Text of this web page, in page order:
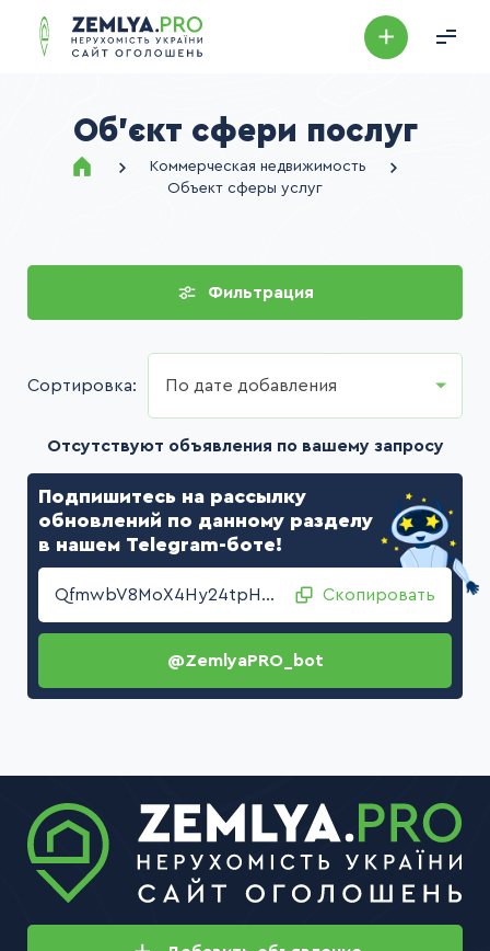
Об'єкт сфери послуг
Коммерческая недвижимость
Объект сферы услуг
Фильтрация
Сортировка: По дате добавления
Отсутствуют объявления по вашему запросу
Подпишитесь на рассылку
обновлений по данному разделу
в нашем Telegram-боте!
QfmwbV8MoX4Hy24tpHSNzcK/w7smr1NB2Ba141bPT2gbOgIa2+CQf5Nqj7ckzi2Bd7XHPEW06rAH7dcA7UA7vA== Скопировать
@ZemlyaPRO_bot